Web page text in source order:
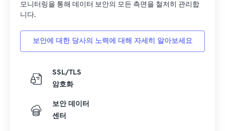
모니터링을 통해 데이터 보안의 모든 측면을 철저히 관리합
니다.
보안에 대한 당사의 노력에 대해 자세히 알아보세요
SSL/TLS
암호화
보안 데이터
센터